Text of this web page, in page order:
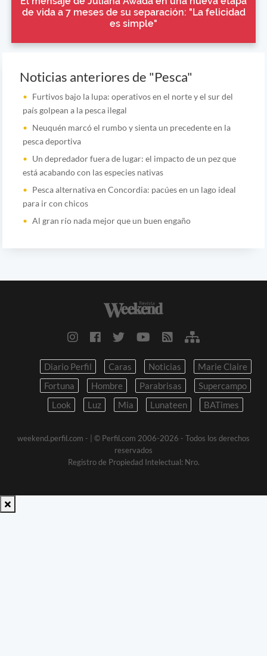
de vida a 7 meses de su separación: "La felicidad
es simple"
Noticias anteriores de "Pesca"
Furtivos bajo la lupa: operativos en el norte y el sur del
país golpean a la pesca ilegal
Neuquén marcó el rumbo y sienta un precedente en la
pesca deportiva
Un depredador fuera de lugar: el impacto de un pez que
está acabando con las especies nativas
Pesca alternativa en Concordia: pacúes en un lago ideal
para ir con chicos
Al gran río nada mejor que un buen engaño
Diario Perfil Caras Noticias
Marie Claire
Fortuna
Hombre Parabrisas
Supercampo
Look
Luz Mia Lunateen BATimes
weekend.perfil.com -
| © Perfil.com 2006-2026 - Todos los derechos
reservados
Registro de Propiedad Intelectual: Nro.